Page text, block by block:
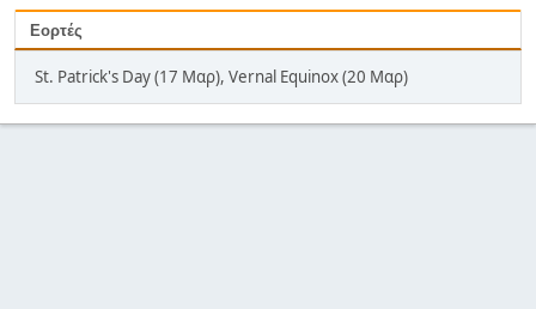
Εορτές
St. Patrick's Day (17 Μαρ), Vernal Equinox (20 Μαρ)